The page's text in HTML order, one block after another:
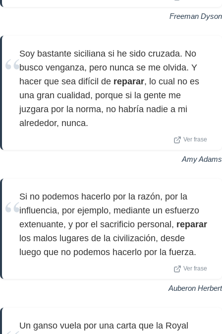
Freeman Dyson
Soy bastante siciliana si he sido cruzada. No
busco venganza, pero nunca se me olvida. Y
hacer que sea difícil de reparar, lo cual no es
una gran cualidad, porque si la gente me
juzgara por la norma, no habría nadie a mi
alrededor, nunca.
Ver frase
Amy Adams
Si no podemos hacerlo por la razón, por la
influencia, por ejemplo, mediante un esfuerzo
extenuante, y por el sacrificio personal, reparar
los malos lugares de la civilización, desde
luego que no podemos hacerlo por la fuerza.
Ver frase
Auberon Herbert
Un ganso vuela por una carta que la Royal